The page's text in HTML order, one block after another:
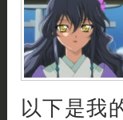
以下是我